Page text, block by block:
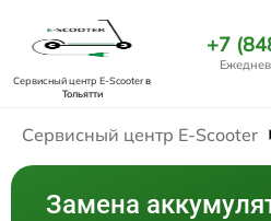
Сервисный центр E-Scooterв
Тольятти
+7
Сервисный центр E-Scooter
Замена